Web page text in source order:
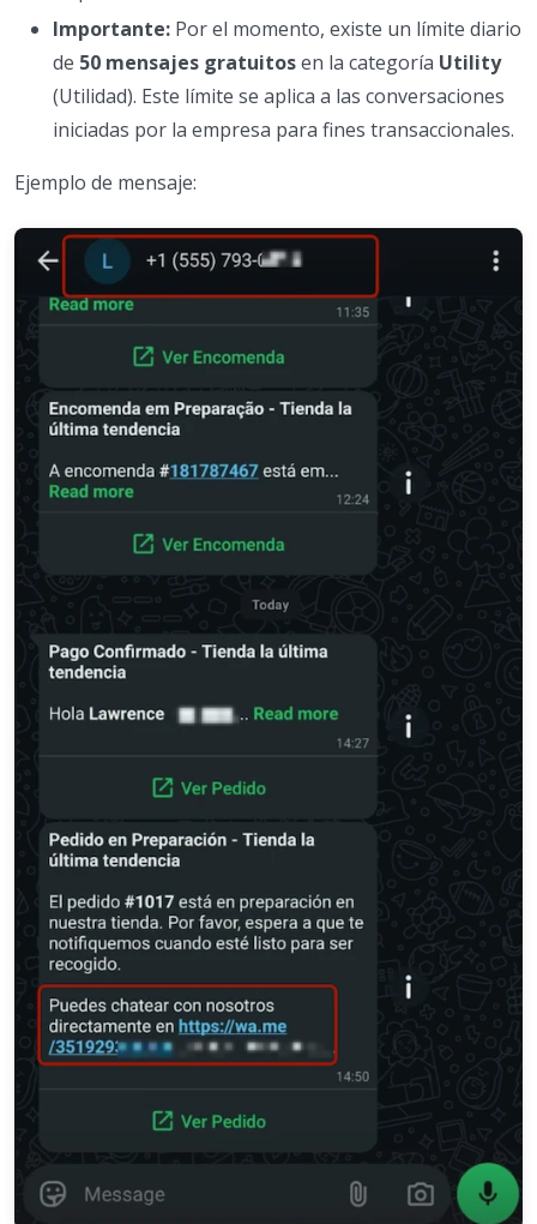
Importante: Por el momento, existe un límite diario
de 50 mensajes gratuitosen la categoría Utility
(Utilidad). Este límite se aplica a las conversaciones
iniciadas por la empresa para fines transaccionales.
Ejemplo de mensaje: